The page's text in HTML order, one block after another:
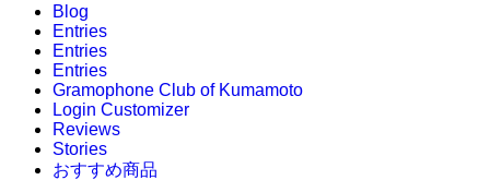
Blog
Entries
Entries
Entries
Gramophone Club of Kumamoto
Login Customizer
Reviews
Stories
おすすめ商品